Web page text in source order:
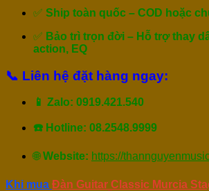
✅ Ship toàn quốc – COD hoặc
✅ Bảo trì trọn đời – Hỗ trợ thay
action, EQ
📞 Liên hệ đặt hàng ngay:
📱 Zalo: 0919.421.540
☎️ Hotline: 08.2548.9999
🌐Website: https://
Khi mua Đàn Guitar Classic Murcia